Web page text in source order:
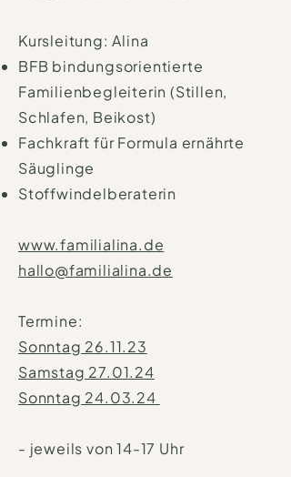
Kursleitung: Alina
BFB bindungsorientierte
Familienbegleiterin (Stillen,
Schlafen, Beikost)
Fachkraft für Formula ernährte
Säuglinge
Stoffwindelberaterin
www.familialina.de
hallo@familialina.de​
Termine:
Sonntag 26.11.23
Samstag 27.01.24
Sonntag 24.03.24
- jeweils von 14-17 Uhr